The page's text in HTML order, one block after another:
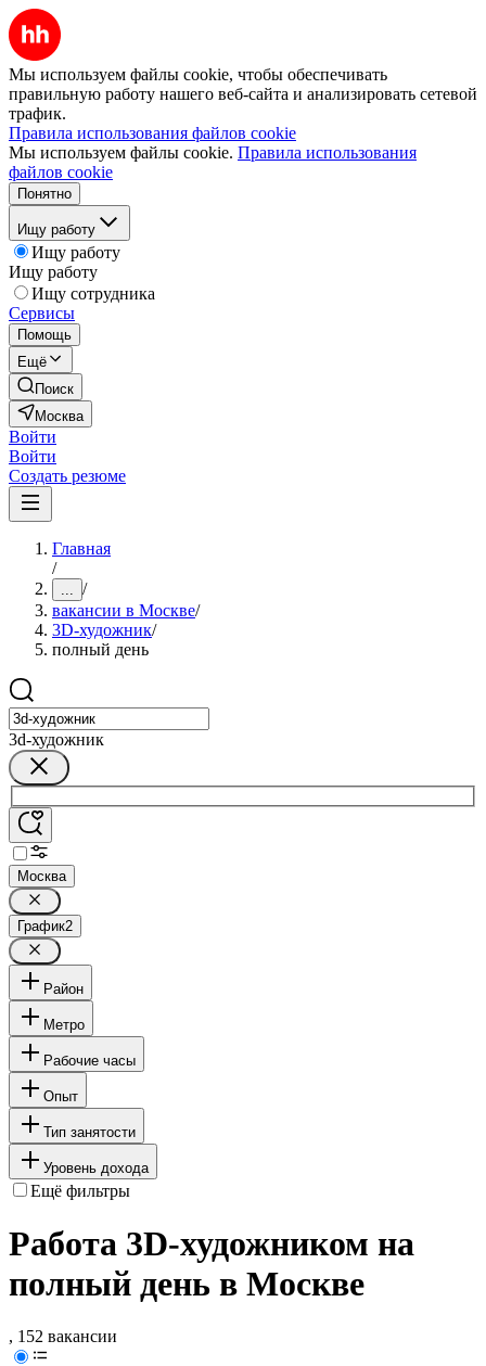
Мы используем файлы cookie, чтобы обеспечивать
правильную работу нашего веб-сайта и анализировать сетевой
трафик.
Правила использования файлов cookie
Мы используем файлы cookie. Правила использования
файлов cookie
Понятно
Ищу работу
Ищу работу
Ищу работу
Ищу сотрудника
Сервисы
Помощь
Ещё
Поиск
Москва
Войти
Войти
Создать резюме
Главная
/
... /
вакансии в Москве/
3D-художник/
полный день
3d-художник
Москва
График2
Район
Метро
Рабочие часы
Опыт
Тип занятости
Уровень дохода
Ещё фильтры
Работа 3D-художником на
полный день в Москве
, 152 вакансии